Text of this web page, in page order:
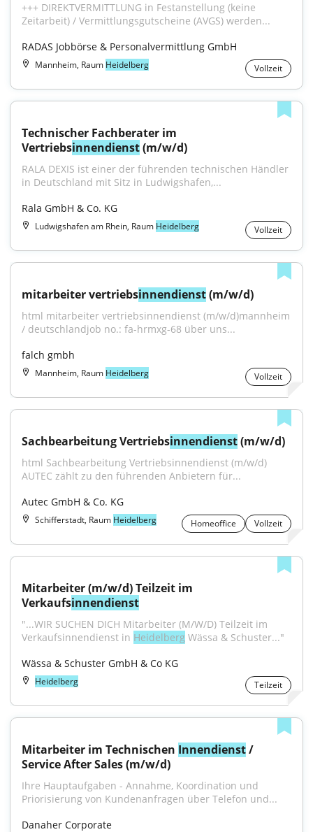
+++ DIREKTVERMITTLUNG in Festanstellung (keine
Zeitarbeit) / Vermittlungsgutscheine (AVGS) werden...
RADAS Jobbörse & Personalvermittlung GmbH
Mannheim, Raum Heidelberg Vollzeit
Technischer Fachberater im
Vertriebsinnendienst (m/w/d)
RALA DEXIS ist einer der führenden technischen Händler
in Deutschland mit Sitz in Ludwigshafen,...
Rala GmbH & Co. KG
Ludwigshafen am Rhein, Raum Heidelberg Vollzeit
mitarbeiter vertriebsinnendienst (m/w/d)
html mitarbeiter vertriebsinnendienst (m/w/d)mannheim
/ deutschlandjob no.: fa-hrmxg-68 über uns...
falch gmbh
Mannheim, Raum Heidelberg Vollzeit
Sachbearbeitung Vertriebsinnendienst (m/w/d)
html Sachbearbeitung Vertriebsinnendienst (m/w/d)
AUTEC zählt zu den führenden Anbietern für...
Autec GmbH & Co. KG
Schifferstadt, Raum Heidelberg Homeoffice Vollzeit
Mitarbeiter (m/w/d) Teilzeit im
Verkaufsinnendienst
"...WIR SUCHEN DICH Mitarbeiter (M/W/D) Teilzeit im
Verkaufsinnendienst in Heidelberg Wässa & Schuster..."
Wässa & Schuster GmbH & Co KG
Heidelberg Teilzeit
Mitarbeiter im Technischen Innendienst /
Service After Sales (m/w/d)
Ihre Hauptaufgaben - Annahme, Koordination und
Priorisierung von Kundenanfragen über Telefon und...
Danaher Corporate